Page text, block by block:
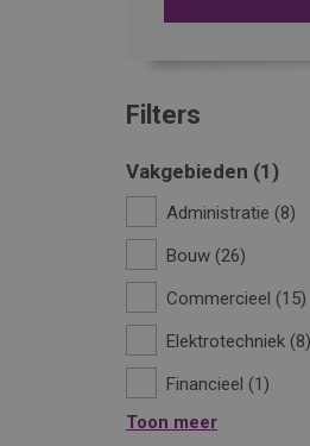
Filters
Vakgebieden 1
Administratie
8
Bouw 26
Commercieel
15
Elektrotechniek 8
Financieel
1
Toon meer